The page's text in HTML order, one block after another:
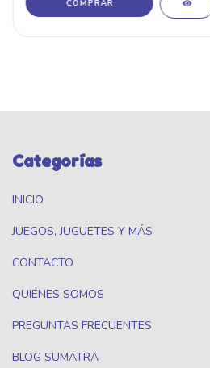
Categorías
INICIO
JUEGOS, JUGUETES Y MÁS
CONTACTO
QUIÉNES SOMOS
PREGUNTAS FRECUENTES
BLOG SUMATRA